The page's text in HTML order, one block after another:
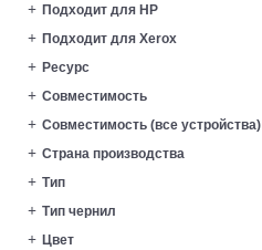
Подходит для HP
Подходит для Xerox
Ресурс
Совместимость
Совместимость (все устройства)
Страна производства
Тип
Тип чернил
Цвет